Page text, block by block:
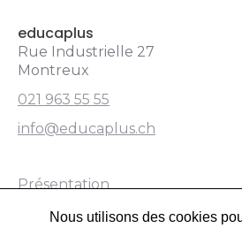
educaplus
Rue Industrielle 27
Montreux
021 963 55 55
info@educaplus.ch
Présentation
Formations
Nous utilisons des cookies